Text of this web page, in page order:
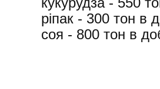
ріпак - 300 тон в
соя - 800 тон в